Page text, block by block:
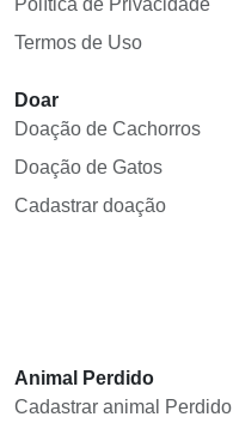
Termos de Uso
Doar
Doação de Cachorros
Doação de Gatos
Cadastrar doação
Animal Perdido
Cadastrar animal Perdido